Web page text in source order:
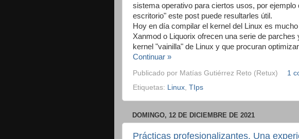
sistema operativo para ciertos usos, por
escritorio" este post puede resultarles útil.
Hoy en día compilar el kernel del Linux es
Xanmod o Liquorix ofrecen una serie de
kernel "vainilla" de Linux y que procuran
Continuar »
Publicado por Matías Gutiérrez Reto (Retux)
1
Etiquetas: Linux, TIps
DOMINGO, 12 DE DICIEMBRE DE 2021
Prácticas profesionalizantes. Una